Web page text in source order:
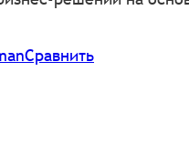
Сравнить